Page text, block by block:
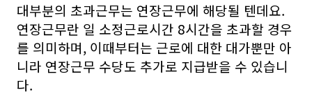
대부분의 초과근무는 연장근무에 해당될 텐데요.
연장근무란 일 소정근로시간 8시간을 초과할 경우
를 의미하며, 이때부터는 근로에 대한 대가뿐만 아
니라 연장근무 수당도 추가로 지급받을 수 있습니
다.